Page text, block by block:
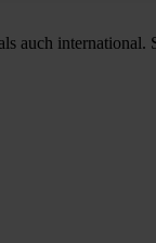
auch international.